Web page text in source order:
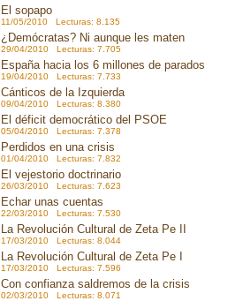
El sopapo
11/05/2010 Lecturas: 8.135
¿Demócratas? Ni aunque les maten
29/04/2010 Lecturas: 7.705
España hacia los 6 millones de parados
19/04/2010 Lecturas: 7.733
Cánticos de la Izquierda
09/04/2010 Lecturas: 8.380
El déficit democrático del PSOE
05/04/2010 Lecturas: 7.378
Perdidos en una crisis
01/04/2010 Lecturas: 7.832
El vejestorio doctrinario
26/03/2010 Lecturas: 7.623
Echar unas cuentas
22/03/2010 Lecturas: 7.530
La Revolución Cultural de Zeta Pe II
17/03/2010 Lecturas: 8.044
La Revolución Cultural de Zeta Pe I
17/03/2010 Lecturas: 7.596
Con confianza saldremos de la crisis
02/03/2010 Lecturas: 8.071